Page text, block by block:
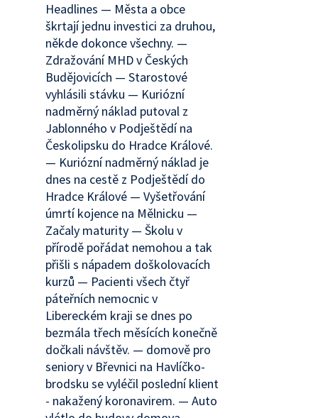
Headlines — Města a obce
škrtají jednu investici za druhou,
někde dokonce všechny. —
Zdražování MHD v Českých
Budějovicích — Starostové
vyhlásili stávku — Kuriózní
nadměrný náklad putoval z
Jablonného v Podještědí na
Českolipsku do Hradce Králové.
— Kuriózní nadměrný náklad je
dnes na cestě z Podještědí do
Hradce Králové — Vyšetřování
úmrtí kojence na Mělnicku —
Začaly maturity — Školu v
přírodě pořádat nemohou a tak
přišli s nápadem doškolovacích
kurzů — Pacienti všech čtyř
páteřních nemocnic v
Libereckém kraji se dnes po
bezmála třech měsících konečně
dočkali návštěv. — domově pro
seniory v Břevnici na Havlíčko-
brodsku se vyléčil poslední klient
- nakažený koronavirem. — Auto